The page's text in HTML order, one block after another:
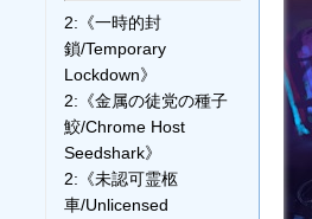
2:《一時的封
鎖/Temporary
Lockdown》
2:《金属の徒党の種子
鮫/Chrome Host
Seedshark》
2:《未認可霊柩
車/Unlicensed